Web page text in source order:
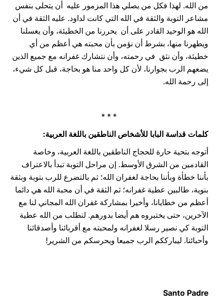
من الله. لهذا فكل من يصلي هذا المزمور عليه ‏ أن يتحلى ‏بنفس
مشاعر التوبة والثقة في الله التي كانت لداود. عليه الثقة في أن
الله هو الوحيد القادر على أن ‏ يحررنا من ‏الخطيئة، وأن يغسلنا
ويطهرنا منها، بشرط أن نؤمن بأن محبته هي أعظم من أي
خطيئة، وأن نثق ‏ في رحمته، ‏وأن نتشارك غفرانه مع جميع الذين
يضعهم الرب بجوارنا، لأن كل واحد منا هو بحاجة، قبل كل شيء،‏
إلى رحمة ‏الله.‏
* * *
كلمات قداسة البابا للأشخاص الناطقين باللغة العربية:
أتوجه بتحية حارة للحجاج الناطقين باللغة العربية، وخاصة
القادمين من ‏الشرق ‏الأوسط. إن مراحل ‏التوبة تبدأ بالاعتراف
بأننا خطأة وبأننا بحاجة لغفران الله؛ ثم بالتضرع للرب بتوبة وبثقة
بنوية، طالبين عطية ‏غفرانه؛ ثم الثقة في أن محبة الله هي دائما
أعظم من خطايانا، وأخيرا بمشاركة غفران الله المجاني لنا مع
‏الآخرين، حتى يختبروه هم أيضا بدورهم. لنطلب من الله عطية
التوبة كي نصير رسلا لغفرانه ولمحبته مع ‏أقربائنا وأصدقائنا
وأحبائنا.‏ ليبارككم الرب جميعا ويحرسكم من ‏الشرير‏!‏‏
Santo Padre